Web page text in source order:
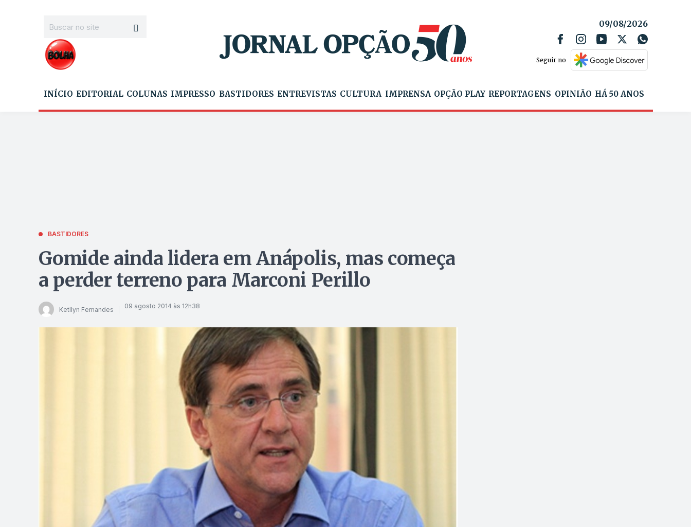
09/08/2026
Seguir no
INÍCIO EDITORIAL COLUNAS IMPRESSO BASTIDORES ENTREVISTAS CULTURA IMPRENSA OPÇÃO PLAY REPORTAGENS OPINIÃO HÁ 50 ANOS
BASTIDORES
Gomide ainda lidera em Anápolis, mas começa
a perder terreno para Marconi Perillo
Ketllyn Fernandes 09 agosto 2014 às 12h38